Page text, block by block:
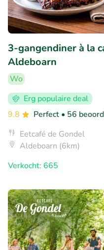
3-gangendiner à la
Aldeboarn
Wo
Erg populaire deal
9.8
Perfect • 56
Eetcafé de Gondel
Aldeboarn (6km)
Verkocht: 665